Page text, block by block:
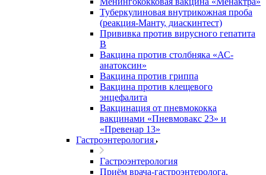
Туберкулиновая внутрикожная проба
(реакция-Манту, диаскинтест)
Прививка против вирусного гепатита
В
Вакцина против столбняка «АС-
анатоксин»
Вакцина против гриппа
Вакцина против клещевого
энцефалита
Вакцинация от пневмококка
вакцинами «Пневмовакс 23» и
«Превенар 13»
Гастроэнтерология
Гастроэнтерология
Приём врача-гастроэнтеролога,